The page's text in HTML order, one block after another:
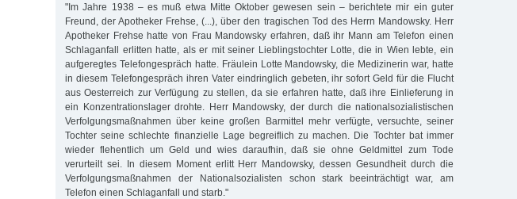
"Im Jahre 1938 – es muß etwa Mitte Oktober gewesen sein – berichtete mir ein guter
Freund, der Apotheker Frehse, (...), über den tragischen Tod des Herrn Mandowsky. Herr
Apotheker Frehse hatte von Frau Mandowsky erfahren, daß ihr Mann am Telefon einen
Schlaganfall erlitten hatte, als er mit seiner Lieblingstochter Lotte, die in Wien lebte, ein
aufgeregtes Telefongespräch hatte. Fräulein Lotte Mandowsky, die Medizinerin war, hatte
in diesem Telefongespräch ihren Vater eindringlich gebeten, ihr sofort Geld für die Flucht
aus Oesterreich zur Verfügung zu stellen, da sie erfahren hatte, daß ihre Einlieferung in
ein Konzentrationslager drohte. Herr Mandowsky, der durch die nationalsozialistischen
Verfolgungsmaßnahmen über keine großen Barmittel mehr verfügte, versuchte, seiner
Tochter seine schlechte finanzielle Lage begreiflich zu machen. Die Tochter bat immer
wieder flehentlich um Geld und wies daraufhin, daß sie ohne Geldmittel zum Tode
verurteilt sei. In diesem Moment erlitt Herr Mandowsky, dessen Gesundheit durch die
Verfolgungsmaßnahmen der Nationalsozialisten schon stark beeinträchtigt war, am
Telefon einen Schlaganfall und starb."